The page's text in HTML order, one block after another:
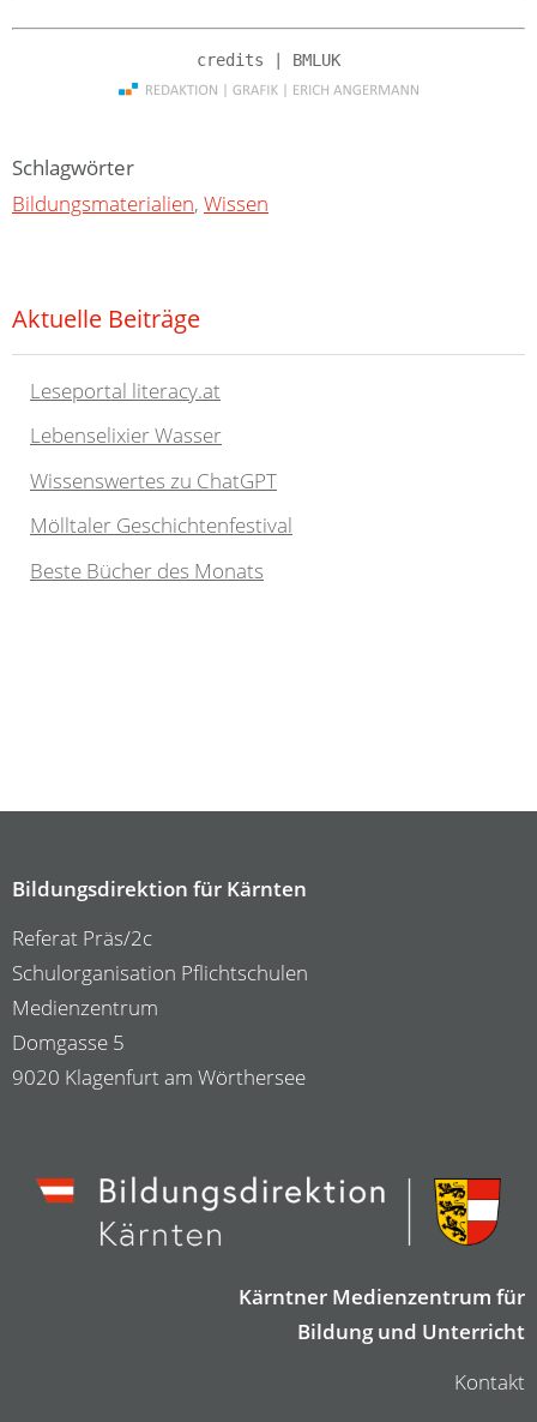
Schlagwörter
Bildungsmaterialien, Wissen
Aktuelle Beiträge
Leseportal literacy.at
Lebenselixier Wasser
Wissenswertes zu ChatGPT
Mölltaler Geschichtenfestival
Beste Bücher des Monats
Bildungsdirektion für Kärnten
Referat Präs/2c
Schulorganisation Pflichtschulen
Medienzentrum
Domgasse 5
9020 Klagenfurt am Wörthersee
Kärntner Medienzentrum für
Bildung und Unterricht
Kontakt